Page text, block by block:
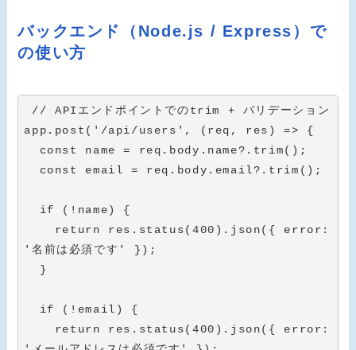
バックエンド（Node.js / Express）で
の使い方
// APIエンドポイントでのtrim + バリデーション
app . post ( '/api/users' , ( req , res ) =>
{
const
name = req . body . name? . trim( ) ;
const
email = req . body . email? . trim ( ) ;
if ( ! name)
{
return res . status( 400 ) . json( { error :
'名前は必須です'
} ) ;
}
if ( ! email )
{
return res . status( 400 ) . json( { error :